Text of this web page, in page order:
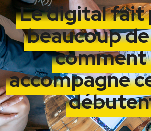
Le digital fait
beaucoup
comment
accompagne